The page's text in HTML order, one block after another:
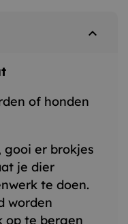
expand_less
of honden
gooi er brokjes
je dier
te doen.
worden
op te bergen